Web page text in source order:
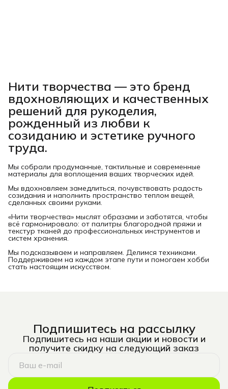
Нити творчества — это бренд
вдохновляющих и качественных
решений для рукоделия,
рожденный из любви к
созиданию и эстетике ручного
труда.
Мы собрали продуманные, тактильные и современные
материалы для воплощения ваших творческих идей.
Мы вдохновляем замедлиться, почувствовать радость
созидания и наполнить пространство теплом вещей,
сделанных своими руками.
«Нити творчества» мыслят образами и заботятся, чтобы
всё гармонировало: от палитры благородной пряжи и
текстур тканей до профессиональных инструментов и
систем хранения.
Мы подсказываем и направляем. Делимся техниками.
Поддерживаем на каждом этапе пути и помогаем хобби
стать настоящим искусством.
Подпишитесь на рассылку
Подпишитесь на наши акции и новости и
получите скидку на следующий заказ